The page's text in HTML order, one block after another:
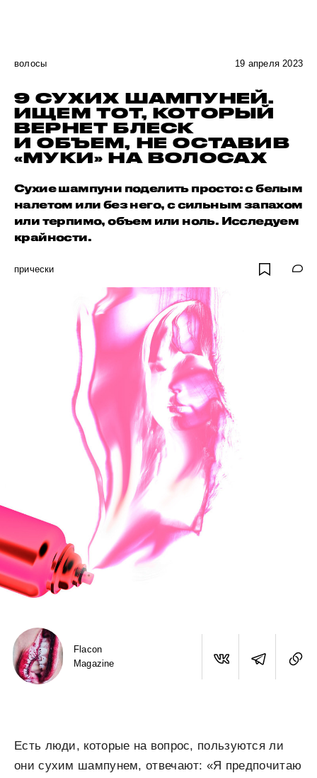
волосы 19 апреля 2023
9 СУХИХ ШАМПУНЕЙ.
ИЩЕМ ТОТ, КОТОРЫЙ
ВЕРНЕТ БЛЕСК
И ОБЪЕМ, НЕ ОСТАВИВ
«МУКИ» НА ВОЛОСАХ
Сухие шампуни поделить просто: с белым
налетом или без него, с сильным запахом
или терпимо, объем или ноль. Исследуем
крайности.
прически
Flacon
Magazine
Есть люди, которые на вопрос, пользуются ли
они сухим шампунем, отвечают: «Я предпочитаю